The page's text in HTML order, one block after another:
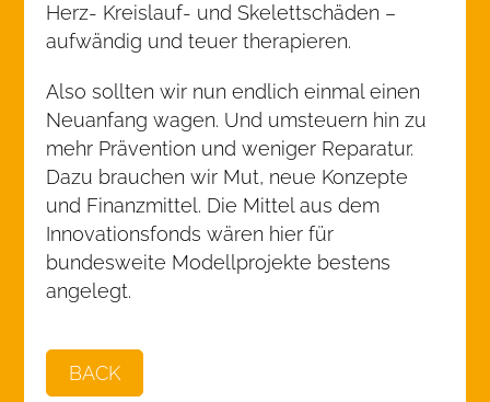
Herz- Kreislauf- und Skelettschäden –
aufwändig und teuer therapieren.
Also sollten wir nun endlich einmal einen
Neuanfang wagen. Und umsteuern hin zu
mehr Prävention und weniger Reparatur.
Dazu brauchen wir Mut, neue Konzepte
und Finanzmittel. Die Mittel aus dem
Innovationsfonds wären hier für
bundesweite Modellprojekte bestens
angelegt.
BACK